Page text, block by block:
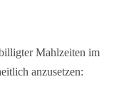
Mahlzeiten im
anzusetzen: